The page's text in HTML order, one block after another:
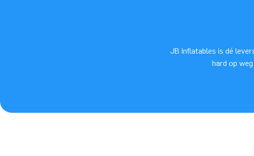
JB Inflatables is dé
hard op